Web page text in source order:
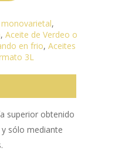
,
, Aceite de Verdeo o
en frio, Aceites
3L
superior obtenido
sólo mediante